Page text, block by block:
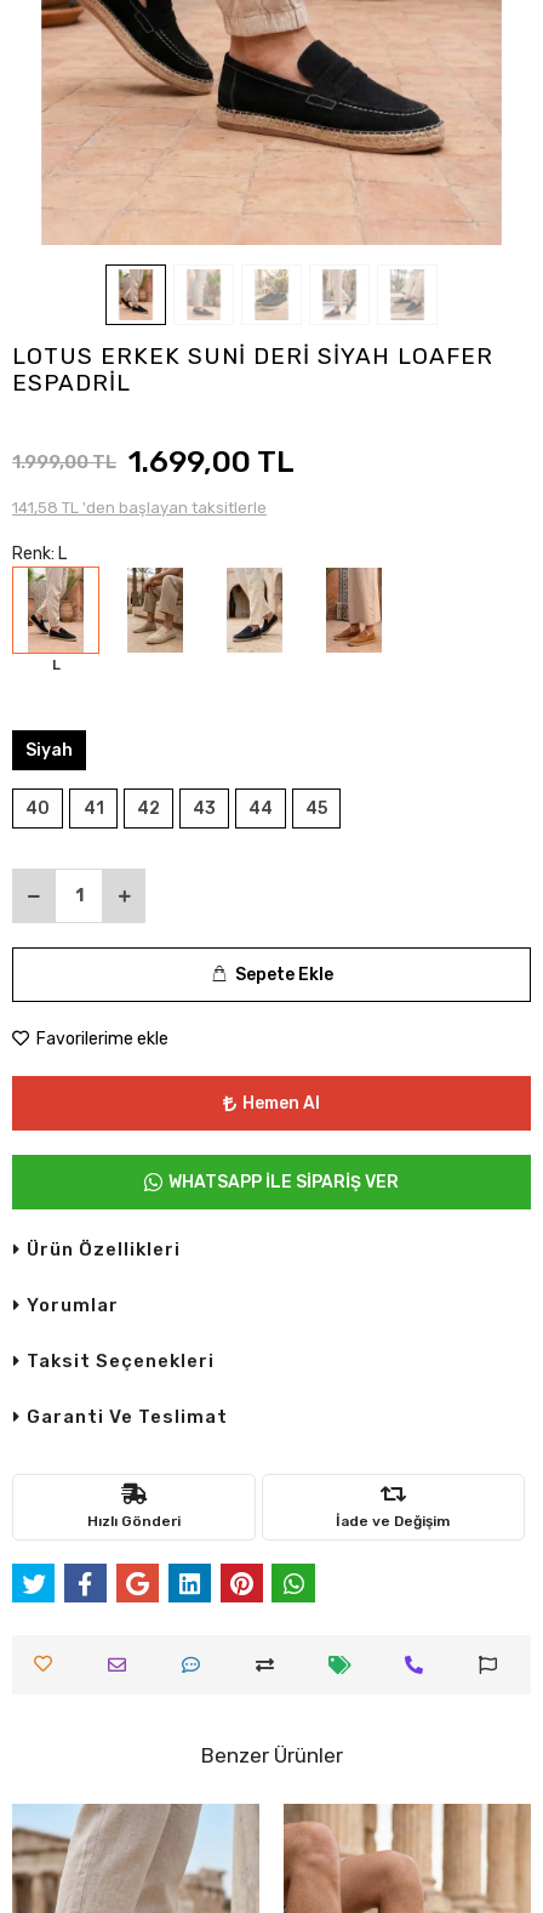
LOTUS ERKEK SUNİ DERİ SİYAH LOAFER
ESPADRİL
1.999,00 TL 1.699,00 TL
141,58 TL 'den başlayan taksitlerle
Renk: L
L
Siyah
40 41 42 43 44 45
Sepete Ekle
Favorilerime ekle
Hemen Al
WHATSAPP İLE SİPARİŞ VER
Ürün Özellikleri
Yorumlar
Taksit Seçenekleri
Garanti Ve Teslimat
Hızlı Gönderi İade ve Değişim
Benzer Ürünler